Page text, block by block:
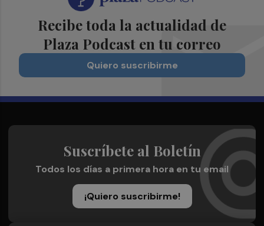
Recibe toda la actualidad de
Plaza Podcast en tu correo
Quiero suscribirme
Suscríbete al Boletín
Todos los días a primera hora en tu email
¡Quiero suscribirme!